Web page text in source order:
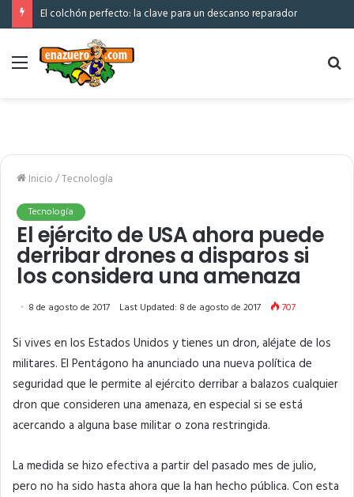
El colchón perfecto: la clave para un descanso reparador
Menú
Inicio/Tecnología
Tecnología
El ejército de USA ahora puede
derribar drones a disparos si
los considera una amenaza
8 de agosto de 2017 Last Updated: 8 de agosto de 2017 707
Si vives en los Estados Unidos y tienes un dron, aléjate de los
militares. El Pentágono ha anunciado una nueva política de
seguridad que le permite al ejército derribar a balazos cualquier
dron que consideren una amenaza, en especial si se está
acercando a alguna base militar o zona restringida.
La medida se hizo efectiva a partir del pasado mes de julio,
pero no ha sido hasta ahora que la han hecho pública. Con esta